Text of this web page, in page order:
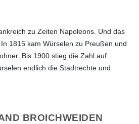
zu Zeiten Napoleons. Und das
1815 kam Würselen zu Preußen und
Bis 1900 stieg die Zahl auf
endlich die Stadtrechte und
BROICHWEIDEN